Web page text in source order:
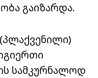
გაიზარდა.
სამკურნალოდ